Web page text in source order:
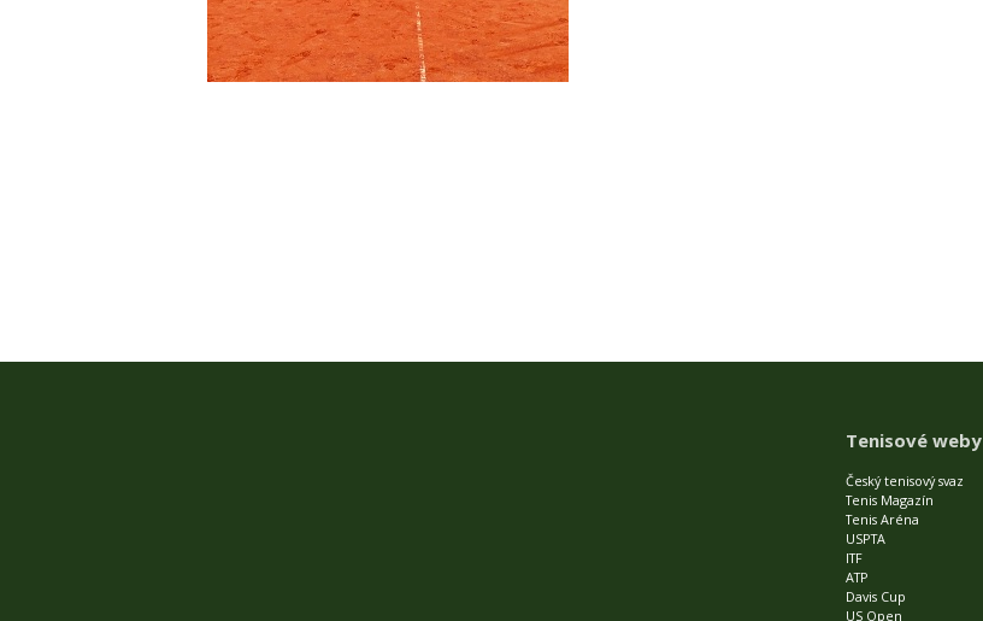
Tenisové weby
Český tenisový svaz
Tenis Magazín
Tenis Aréna
USPTA
ITF
ATP
Davis Cup
US Open